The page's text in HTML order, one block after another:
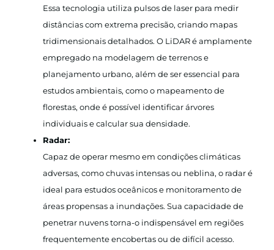
Essa tecnologia utiliza pulsos de laser para medir
distâncias com extrema precisão, criando mapas
tridimensionais detalhados. O LiDAR é amplamente
empregado na modelagem de terrenos e
planejamento urbano, além de ser essencial para
estudos ambientais, como o mapeamento de
florestas, onde é possível identificar árvores
individuais e calcular sua densidade.
Radar:
Capaz de operar mesmo em condições climáticas
adversas, como chuvas intensas ou neblina, o radar é
ideal para estudos oceânicos e monitoramento de
áreas propensas a inundações. Sua capacidade de
penetrar nuvens torna-o indispensável em regiões
frequentemente encobertas ou de difícil acesso.